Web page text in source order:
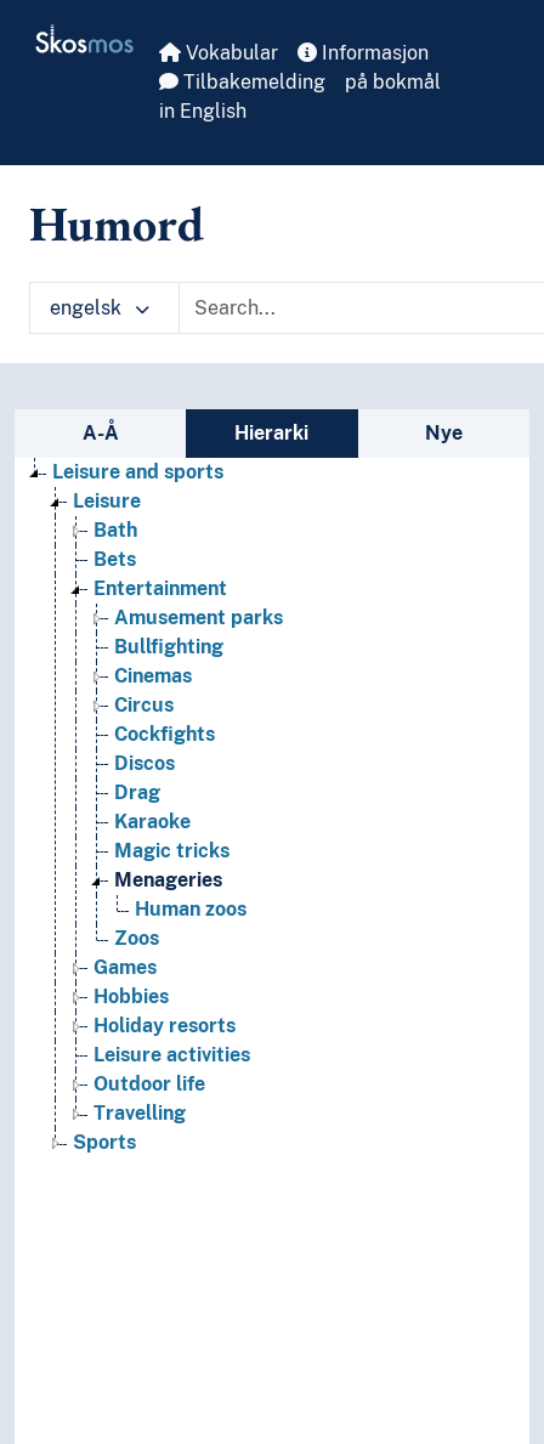
Skosmos Vokabular
Informasjon
Tilbakemelding
på bokmål
in English
Humord
engelsk
Sidefelt: navigér i vokabularet
A-Å Hierarki
Nye
Leisure and sports
Leisure
Bath
Bets
Entertainment
Amusement parks
Bullfighting
Cinemas
Circus
Cockfights
Discos
Drag
Karaoke
Magic tricks
Menageries
Human zoos
Zoos
Games
Hobbies
Holiday resorts
Leisure activities
Outdoor life
Travelling
Sports